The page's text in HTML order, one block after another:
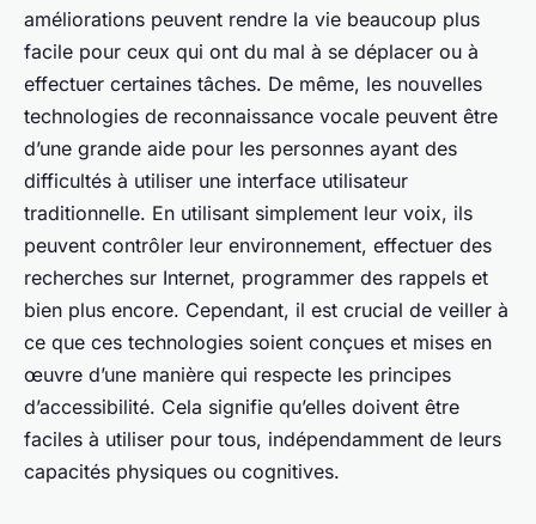
améliorations peuvent rendre la vie beaucoup plus
facile pour ceux qui ont du mal à se déplacer ou à
effectuer certaines tâches. De même, les nouvelles
technologies de reconnaissance vocale peuvent être
d’une grande aide pour les personnes ayant des
difficultés à utiliser une interface utilisateur
traditionnelle. En utilisant simplement leur voix, ils
peuvent contrôler leur environnement, effectuer des
recherches sur Internet, programmer des rappels et
bien plus encore. Cependant, il est crucial de veiller à
ce que ces technologies soient conçues et mises en
œuvre d’une manière qui respecte les principes
d’accessibilité. Cela signifie qu’elles doivent être
faciles à utiliser pour tous, indépendamment de leurs
capacités physiques ou cognitives.